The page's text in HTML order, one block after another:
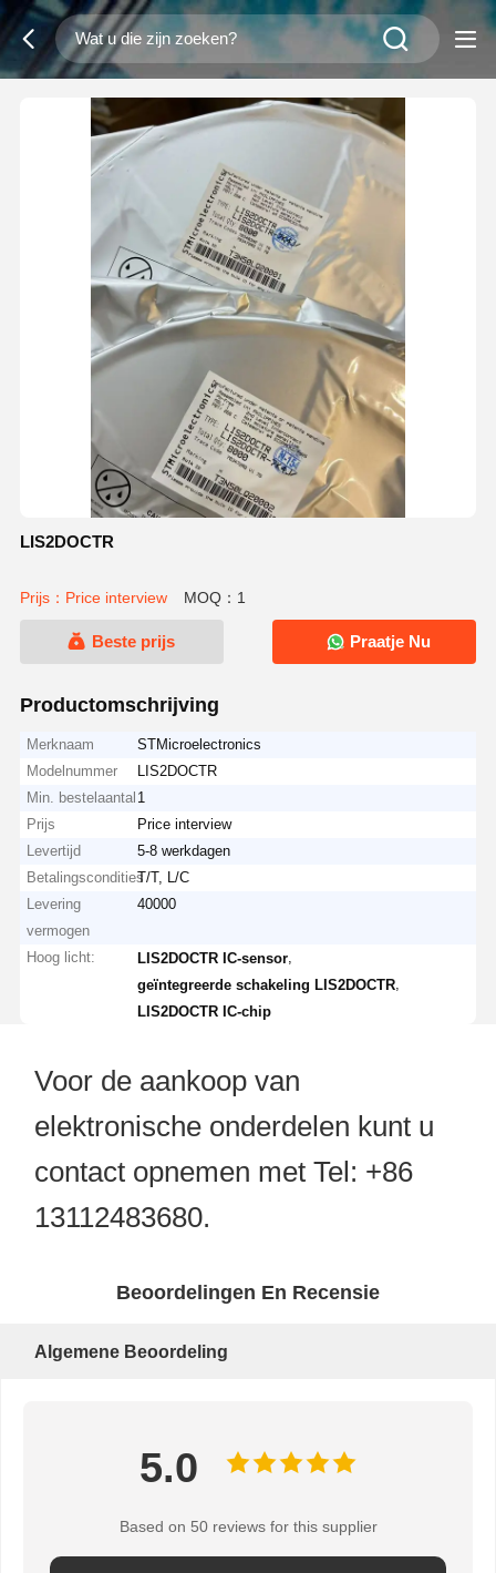
LIS2DOCTR
Prijs：Price interview MOQ：1
Beste prijs Praatje Nu
Productomschrijving
Merknaam
STMicroelectronics
Modelnummer
LIS2DOCTR
Min. bestelaantal 1
Prijs
Price interview
Levertijd
5-8 werkdagen
BetalingsconditiesT/T, L/C
Levering
vermogen
40000
Hoog licht: LIS2DOCTR IC-sensor
geïntegreerde schakeling LIS2DOCTR
LIS2DOCTR IC-chip
Voor de aankoop van
elektronische onderdelen kunt u
contact opnemen met Tel: +86
13112483680.
Beoordelingen En Recensie
Algemene Beoordeling
5.0
Based on 50 reviews for this supplier